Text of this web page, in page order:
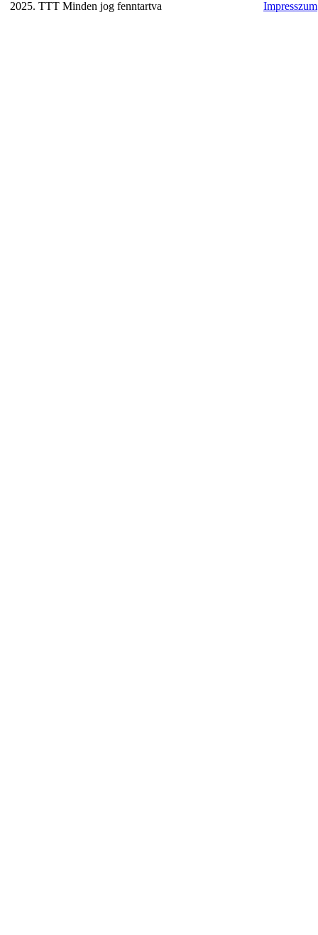
2025. TTT Minden jog fenntartva Impresszum